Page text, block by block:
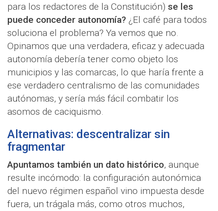
para los redactores de la Constitución) se les
puede conceder autonomía? ¿El café para todos
soluciona el problema? Ya vemos que no.
Opinamos que una verdadera, eficaz y adecuada
autonomía debería tener como objeto los
municipios y las comarcas, lo que haría frente a
ese verdadero centralismo de las comunidades
autónomas, y sería más fácil combatir los
asomos de caciquismo.
Alternativas: descentralizar sin
fragmentar
Apuntamos también un dato histórico, aunque
resulte incómodo: la configuración autonómica
del nuevo régimen español vino impuesta desde
fuera, un trágala más, como otros muchos,